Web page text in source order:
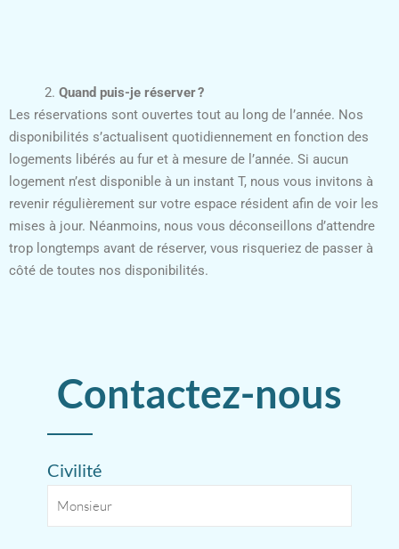
2. Quand puis-je réserver ?
Les réservations sont ouvertes tout au long de l’année. Nos
disponibilités s’actualisent quotidiennement en fonction des
logements libérés au fur et à mesure de l’année. Si aucun
logement n’est disponible à un instant T, nous vous invitons à
revenir régulièrement sur votre espace résident afin de voir les
mises à jour. Néanmoins, nous vous déconseillons d’attendre
trop longtemps avant de réserver, vous risqueriez de passer à
côté de toutes nos disponibilités.
Contactez-nous
Civilité